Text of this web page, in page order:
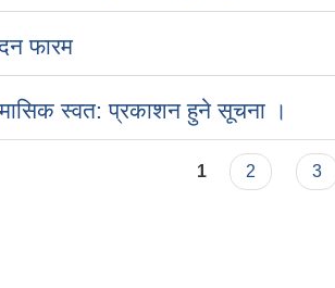
फारम
स्वत: प्रकाशन हुने सूचना ।
1 2 3